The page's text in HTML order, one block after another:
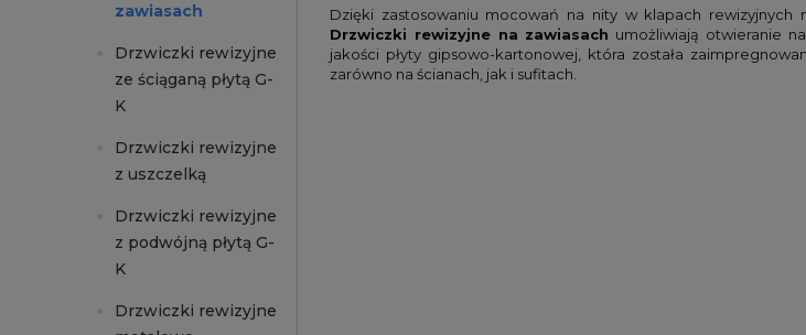
zawiasach
Drzwiczki rewizyjne
ze ściąganą płytą G-
K
Drzwiczki rewizyjne
z uszczelką
Drzwiczki rewizyjne
z podwójną płytą G-
K
Drzwiczki rewizyjne
Dzięki zastosowaniu mocowań na nity w klapach
Drzwiczki rewizyjne na zawiasach umożliwiają otwieranie
jakości płyty gipsowo-kartonowej, która została
zarówno na ścianach, jak i sufitach.